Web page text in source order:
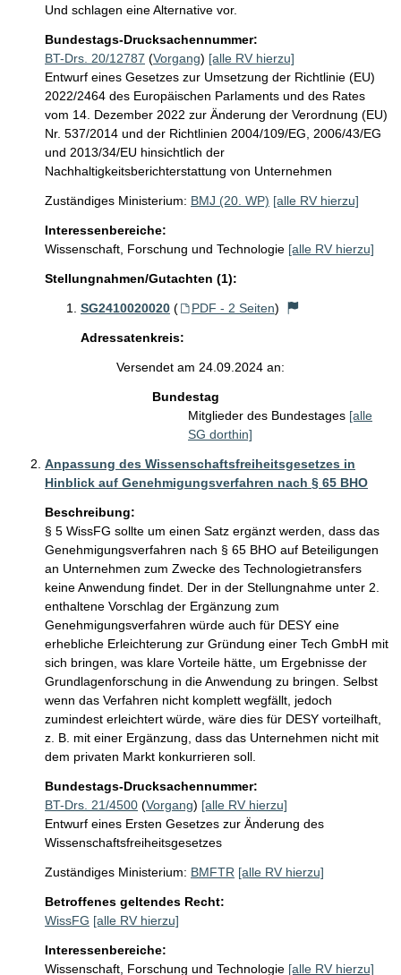
Und schlagen eine Alternative vor.
Bundestags-Drucksachennummer:
BT-Drs. 20/12787 (Vorgang) [alle RV hierzu]
Entwurf eines Gesetzes zur Umsetzung der Richtlinie (EU)
2022/2464 des Europäischen Parlaments und des Rates
vom 14. Dezember 2022 zur Änderung der Verordnung (EU)
Nr. 537/2014 und der Richtlinien 2004/109/EG, 2006/43/EG
und 2013/34/EU hinsichtlich der
Nachhaltigkeitsberichterstattung von Unternehmen
Zuständiges Ministerium: BMJ (20. WP) [alle RV hierzu]
Interessenbereiche:
Wissenschaft, Forschung und Technologie [alle RV hierzu]
Stellungnahmen/Gutachten (1):
SG2410020020 ( PDF - 2 Seiten)
Adressatenkreis:
Versendet am 24.09.2024 an:
Bundestag
Mitglieder des Bundestages [alle
SG dorthin]
Anpassung des Wissenschaftsfreiheitsgesetzes in
Hinblick auf Genehmigungsverfahren nach § 65 BHO
Beschreibung:
§ 5 WissFG sollte um einen Satz ergänzt werden, dass das
Genehmigungsverfahren nach § 65 BHO auf Beteiligungen
an Unternehmen zum Zwecke des Technologietransfers
keine Anwendung findet. Der in der Stellungnahme unter 2.
enthaltene Vorschlag der Ergänzung zum
Genehmigungsverfahren würde auch für DESY eine
erhebliche Erleichterung zur Gründung einer Tech GmbH mit
sich bringen, was klare Vorteile hätte, um Ergebnisse der
Grundlagenforschung in die Anwendung zu bringen. Selbst
wenn das Verfahren nicht komplett wegfällt, jedoch
zumindest erleichtert würde, wäre dies für DESY vorteilhaft,
z. B. mit einer Ergänzung, dass das Unternehmen nicht mit
dem privaten Markt konkurrieren soll.
Bundestags-Drucksachennummer:
BT-Drs. 21/4500 (Vorgang) [alle RV hierzu]
Entwurf eines Ersten Gesetzes zur Änderung des
Wissenschaftsfreiheitsgesetzes
Zuständiges Ministerium: BMFTR [alle RV hierzu]
Betroffenes geltendes Recht:
WissFG [alle RV hierzu]
Interessenbereiche:
Wissenschaft, Forschung und Technologie [alle RV hierzu]